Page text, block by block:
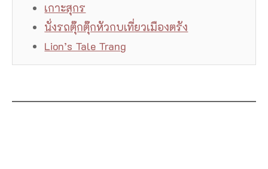
เกาะสุกร
นั่งรถตุ๊กตุ๊กหัวกบเที่ยวเมืองตรัง
Lion’s Tale Trang